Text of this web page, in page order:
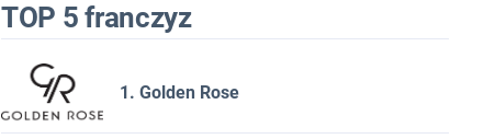
TOP 5 franczyz
1. Golden Rose